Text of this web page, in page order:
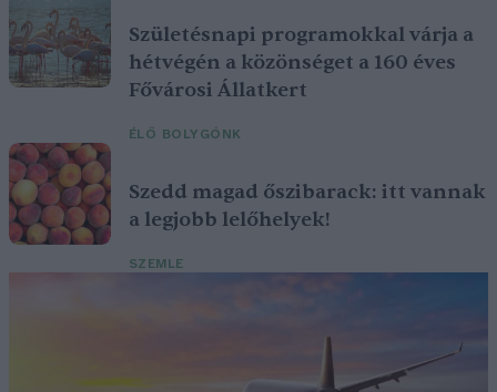
Születésnapi programokkal várja a
hétvégén a közönséget a 160 éves
Fővárosi Állatkert
ÉLŐ BOLYGÓNK
Szedd magad őszibarack: itt vannak
a legjobb lelőhelyek!
SZEMLE